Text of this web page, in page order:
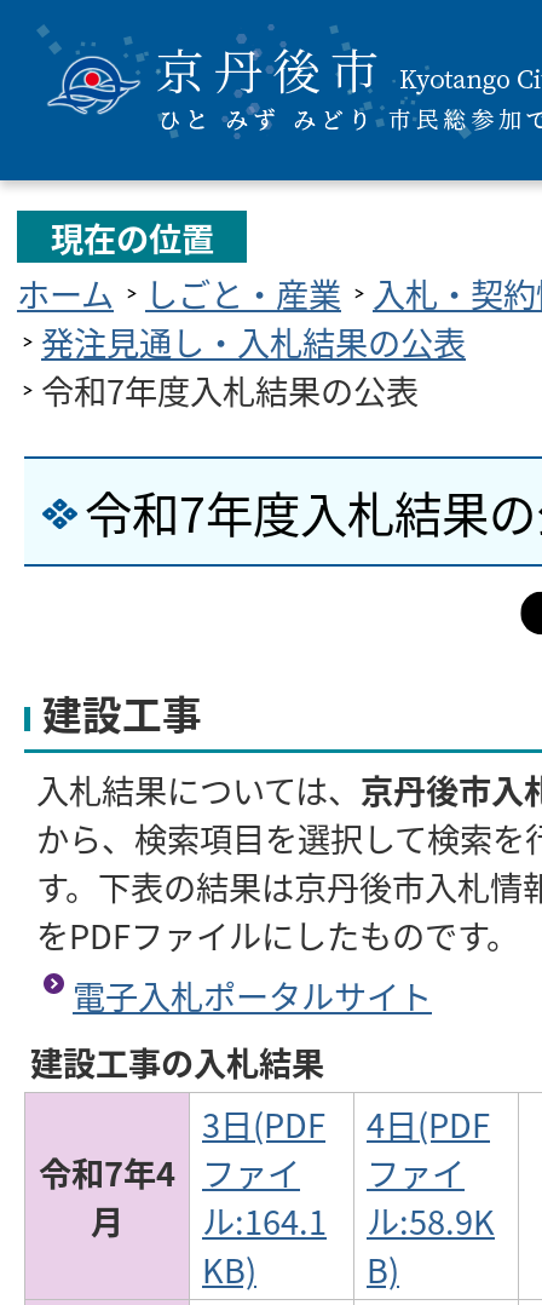
現在の位置
ホーム
しごと・産業
入札・契
発注見通し・入札結果の公表
令和7年度入札結果の公表
令和7年度入札結果
建設工事
入札結果については、 京丹後市入
から、検索項目を選択して検索を
す。下表の結果は京丹後市入札情
をPDFファイルにしたものです。
電子入札ポータルサイト
建設工事の入札結果
令和7年4
月
3日(PDF
ファイ
ル:164.1
KB)
4日(PDF
ファイ
ル:58.9K
B)